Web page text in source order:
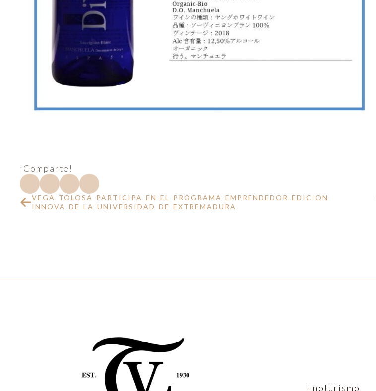
¡Comparte!
VEGA TOLOSA PARTICIPA EN EL PROGRAMA EMPRENDEDOR-EDICION
INNOVA DE LA UNIVERSIDAD DE EXTREMADURA
Enoturismo